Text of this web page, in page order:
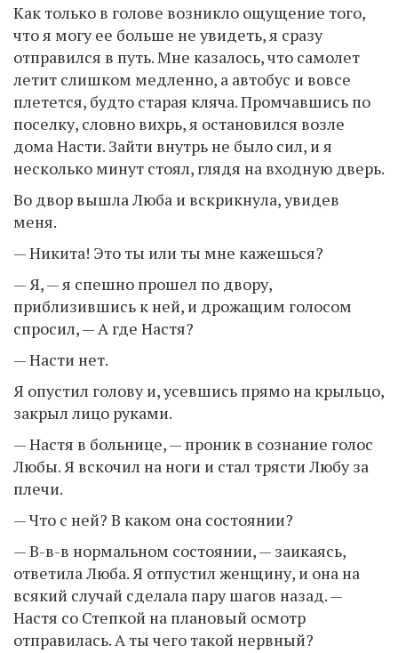
Как только в голове возникло ощущение того,
что я могу ее больше не увидеть, я сразу
отправился в путь. Мне казалось, что самолет
летит слишком медленно, а автобус и вовсе
плетется, будто старая кляча. Промчавшись по
поселку, словно вихрь, я остановился возле
дома Насти. Зайти внутрь не было сил, и я
несколько минут стоял, глядя на входную дверь.
Во двор вышла Люба и вскрикнула, увидев
меня.
— Никита! Это ты или ты мне кажешься?
— Я, — я спешно прошел по двору,
приблизившись к ней, и дрожащим голосом
спросил, — А где Настя?
— Насти нет.
Я опустил голову и, усевшись прямо на крыльцо,
закрыл лицо руками.
— Настя в больнице, — проник в сознание голос
Любы. Я вскочил на ноги и стал трясти Любу за
плечи.
— Что с ней? В каком она состоянии?
— В-в-в нормальном состоянии, — заикаясь,
ответила Люба. Я отпустил женщину, и она на
всякий случай сделала пару шагов назад. —
Настя со Степкой на плановый осмотр
отправилась. А ты чего такой нервный?